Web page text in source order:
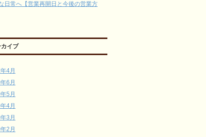
日常へ【営業再開日と今後の営業方
カイブ
4月
6月
5月
4月
3月
2月